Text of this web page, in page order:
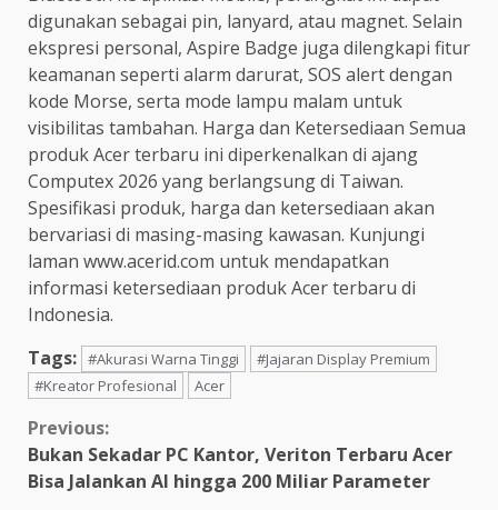
digunakan sebagai pin, lanyard, atau magnet. Selain
ekspresi personal, Aspire Badge juga dilengkapi fitur
keamanan seperti alarm darurat, SOS alert dengan
kode Morse, serta mode lampu malam untuk
visibilitas tambahan. Harga dan Ketersediaan Semua
produk Acer terbaru ini diperkenalkan di ajang
Computex 2026 yang berlangsung di Taiwan.
Spesifikasi produk, harga dan ketersediaan akan
bervariasi di masing-masing kawasan. Kunjungi
laman www.acerid.com untuk mendapatkan
informasi ketersediaan produk Acer terbaru di
Indonesia.
Tags: #Akurasi Warna Tinggi
#Jajaran Display Premium
#Kreator Profesional
Acer
Continue
Reading
Previous:
Bukan Sekadar PC Kantor, Veriton Terbaru Acer
Bisa Jalankan AI hingga 200 Miliar Parameter